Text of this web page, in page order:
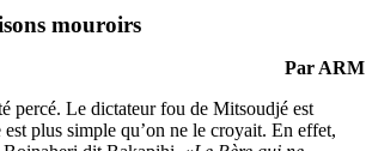
mouroirs
Par ARM
percé. Le dictateur fou de Mitsoudjé est
plus simple qu’on ne le croyait. En effet,